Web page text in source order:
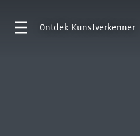
Ontdek Kunstverkenner